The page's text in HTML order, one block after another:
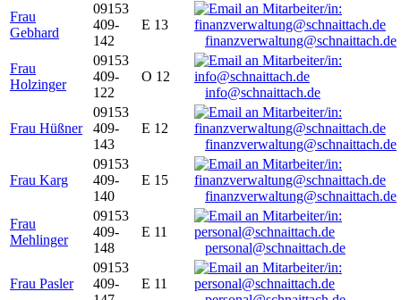
Frau
Gebhard
09153
409-
142
E 13
finanzverwaltung@schnaittach.de
Frau
Holzinger
09153
409-
122
O 12
info@schnaittach.de
Frau Hüßner
09153
409-
143
E 12
finanzverwaltung@schnaittach.de
Frau Karg
09153
409-
140
E 15
finanzverwaltung@schnaittach.de
Frau
Mehlinger
09153
409-
148
E 11
personal@schnaittach.de
Frau Pasler
09153
409-
E 11